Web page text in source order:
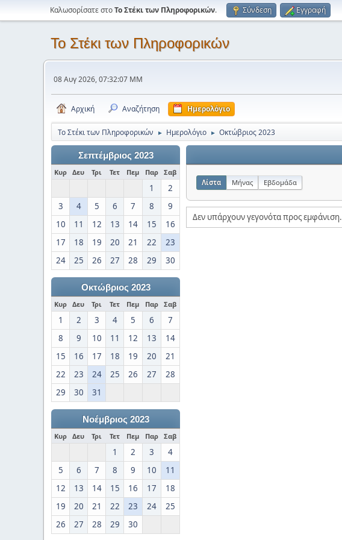
Καλωσορίσατε στοΤο Στέκι των Πληροφορικών. Σύνδεση Εγγραφή
Το Στέκι των Πληροφορικών
08 Αυγ 2026, 07:32:07 ΜΜ
Αρχική Αναζήτηση Ημερολόγιο
Το Στέκι των Πληροφορικών ► Ημερολόγιο ► Οκτώβριος 2023
Σεπτέμβριος 2023
Κυρ Δευ Τρι Τετ Πεμ Παρ Σαβ
1
2
3
4 5 6 7 8
9
10
11 12 13 14 15
16
17
18 19 20 21 22
23
24
25 26 27 28 29 30
Οκτώβριος 2023
Κυρ Δευ Τρι Τετ Πεμ Παρ Σαβ
1 2 3 4 5 6
7
8
9 10 11 12 13
14
15
16 17 18 19 20
21
22
23 24 25 26 27
28
29
30 31
Νοέμβριος 2023
Κυρ Δευ Τρι Τετ Πεμ Παρ Σαβ
1 2 3
4
5
6 7 8 9 10
11
12
13 14 15 16 17
18
19
20 21 22 23 24
25
26
27 28 29 30
Λίστα Μήνας Εβδομάδα
Δεν υπάρχουν γεγονότα προς εμφάνιση.